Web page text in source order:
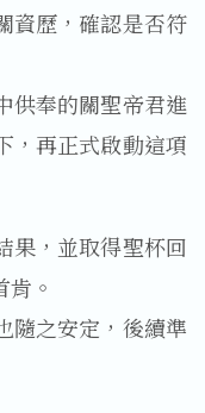
資歷，確認是否符
供奉的關聖帝君進
，再正式啟動這項
果，並取得聖杯回
。
隨之安定，後續準